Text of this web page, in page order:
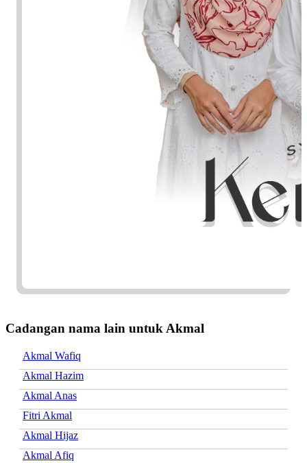
Cadangan nama lain untuk Akmal
Akmal Wafiq
Akmal Hazim
Akmal Anas
Fitri Akmal
Akmal Hijaz
Akmal Afiq